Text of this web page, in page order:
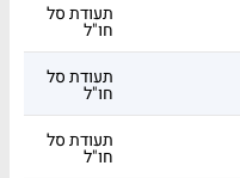
תעודת סל
חו"ל
תעודת סל
חו"ל
תעודת סל
חו"ל